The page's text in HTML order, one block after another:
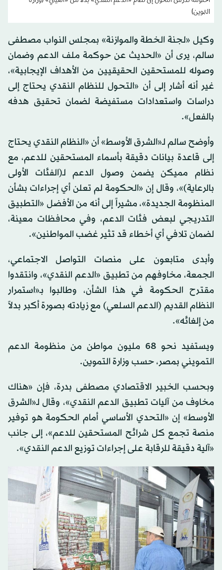
التموين)
وكيل «لجنة الخطة والموازنة» بمجلس النواب مصطفى
سالم، يرى أن «الحديث عن حوكمة ملف الدعم وضمان
وصوله للمستحقين الحقيقيين من الأهداف الإيجابية»،
غير أنه أشار إلى أن «التحول للنظام النقدي يحتاج إلى
دراسات واستعدادات مستفيضة لضمان تحقيق هدفه
بالفعل».
وأوضح سالم لـ«الشرق الأوسط» أن «النظام النقدي يحتاج
إلى قاعدة بيانات دقيقة بأسماء المستحقين للدعم، مع
نظام مميكن يضمن وصول الدعم لـ(الفئات الأولى
بالرعاية)»، وقال إن «الحكومة لم تعلن أي إجراءات بشأن
المنظومة الجديدة»، مشيراً إلى أنه من الأفضل «التطبيق
التدريجي لبعض فئات الدعم، وفي محافظات معينة،
لضمان تلافي أي أخطاء قد تثير غضب المواطنين».
وأبدى متابعون على منصات التواصل الاجتماعي،
الجمعة، مخاوفهم من تطبيق «الدعم النقدي»، وانتقدوا
مقترح الحكومة في هذا الشأن، وطالبوا بـ«استمرار
النظام القديم (الدعم السلعي) مع زيادته بصورة أكبر بدلاً
من إلغائه».
ويستفيد نحو 68 مليون مواطن من منظومة الدعم
التمويني بمصر، حسب وزارة التموين.
وبحسب الخبير الاقتصادي مصطفى بدرة، فإن «هناك
مخاوف من آليات تطبيق الدعم النقدي»، وقال لـ«الشرق
الأوسط» إن «التحدي الأساسي أمام الحكومة هو توفير
منصة تجمع كل شرائح المستحقين للدعم»، إلى جانب
«آلية دقيقة للرقابة على إجراءات توزيع الدعم النقدي».